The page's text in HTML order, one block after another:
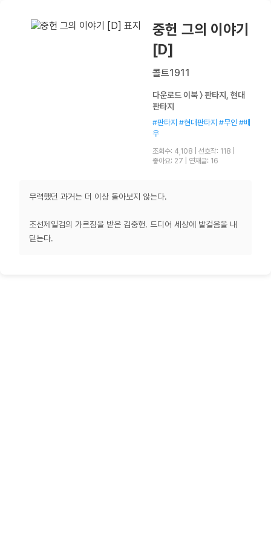
중헌 그의 이야기
[D]
콜트1911
다운로드 이북 〉 판타지, 현대
판타지
#판타지 #현대판타지 #무인 #배
우
조회수: 4,108 선호작: 118
좋아요: 27
연재글: 16
무력했던 과거는 더 이상 돌아보지 않는다.
조선제일검의 가르침을 받은 김중헌. 드디어 세상에 발걸음을 내
딛는다.